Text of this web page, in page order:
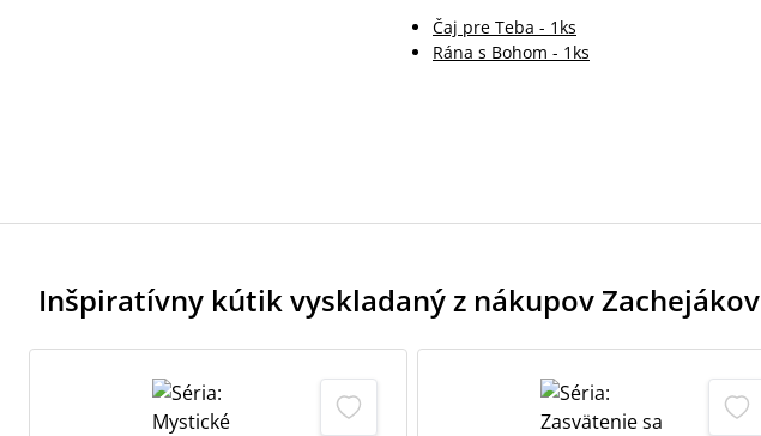
Čaj pre Teba - 1ks
Rána s Bohom - 1ks
Inšpiratívny kútik vyskladaný z nákupov Zachejákov